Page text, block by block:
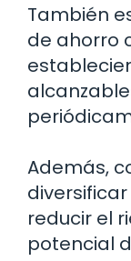
También
de ahorro
Además,
reducir el
potencial